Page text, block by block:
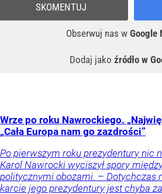
Obserwuj nas w Google
Dodaj jako źródło w
SKOMENTUJ
Wrze po roku Nawrockiego.
„Cała Europa nam go zazdrości”
Po pierwszym roku prezydentury nic
Karol Nawrocki wyciszył spory
politycznymi obozami. – Dotychczas
karcie jego prezydentury jest chyba